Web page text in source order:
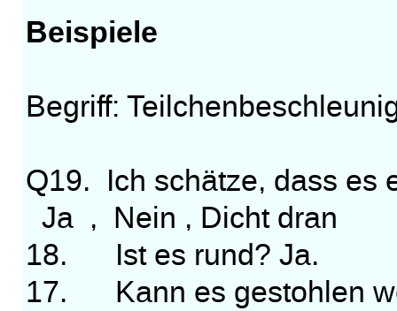
Beispiele
Begriff:
Q19. Ich schätze, dass es
Ja , Nein , Dicht dran
18. Ist es rund? Ja.
17. Kann es gestohlen